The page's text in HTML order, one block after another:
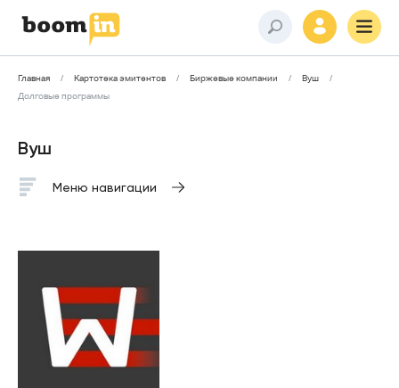
Главная Картотека эмитентов Биржевые компании
Вуш
Долговые программы
Вуш
Меню навигации